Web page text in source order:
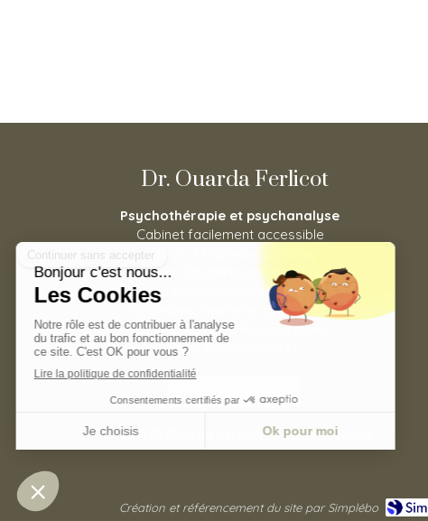
Dr. Ouarda Ferlicot
Psychothérapie et psychanalyse
Cabinet facilement accessible
depuis Asnières-sur-Seine,
Houilles, Carrières-sur-Seine, La
Garenne-Colombes, Bois-
Colombes, Nanterre, Colombes,
Bois-Colombes, Puteaux mais
aussi Levallois-Perret.
©2020 Ouarda Ferlicot - Psychothérapie
Création et référencement du site par Simplébo